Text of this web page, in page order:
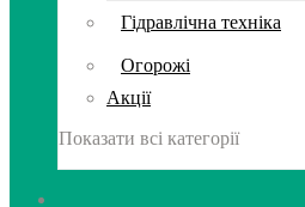
Гідравлічна техніка
Огорожі
Акції
Показати всі категорії